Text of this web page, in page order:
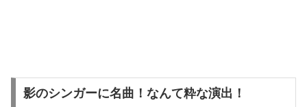
影のシンガーに名曲！なんて粋な演出！